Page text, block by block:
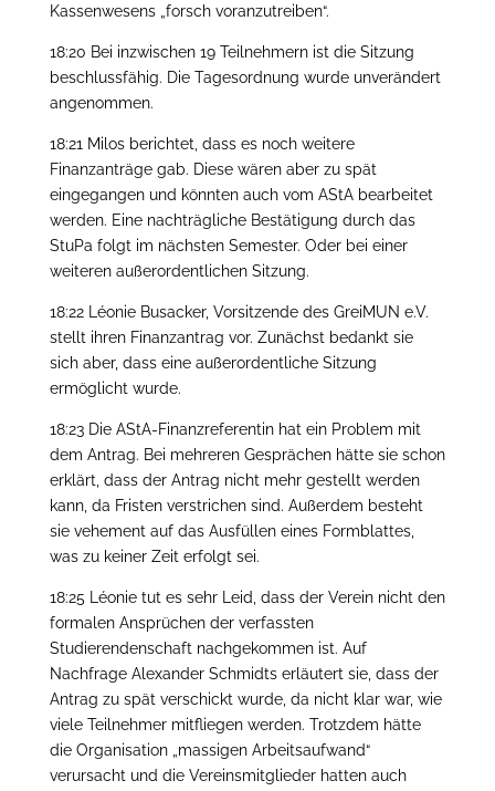
Kassenwesens „forsch voranzutreiben“.
18:20 Bei inzwischen 19 Teilnehmern ist die Sitzung
beschlussfähig. Die Tagesordnung wurde unverändert
angenommen.
18:21 Milos berichtet, dass es noch weitere
Finanzanträge gab. Diese wären aber zu spät
eingegangen und könnten auch vom AStA bearbeitet
werden. Eine nachträgliche Bestätigung durch das
StuPa folgt im nächsten Semester. Oder bei einer
weiteren außerordentlichen Sitzung.
18:22 Léonie Busacker, Vorsitzende des GreiMUN e.V.
stellt ihren Finanzantrag vor. Zunächst bedankt sie
sich aber, dass eine außerordentliche Sitzung
ermöglicht wurde.
18:23 Die AStA-Finanzreferentin hat ein Problem mit
dem Antrag. Bei mehreren Gesprächen hätte sie schon
erklärt, dass der Antrag nicht mehr gestellt werden
kann, da Fristen verstrichen sind. Außerdem besteht
sie vehement auf das Ausfüllen eines Formblattes,
was zu keiner Zeit erfolgt sei.
18:25 Léonie tut es sehr Leid, dass der Verein nicht den
formalen Ansprüchen der verfassten
Studierendenschaft nachgekommen ist. Auf
Nachfrage Alexander Schmidts erläutert sie, dass der
Antrag zu spät verschickt wurde, da nicht klar war, wie
viele Teilnehmer mitfliegen werden. Trotzdem hätte
die Organisation „massigen Arbeitsaufwand“
verursacht und die Vereinsmitglieder hatten auch